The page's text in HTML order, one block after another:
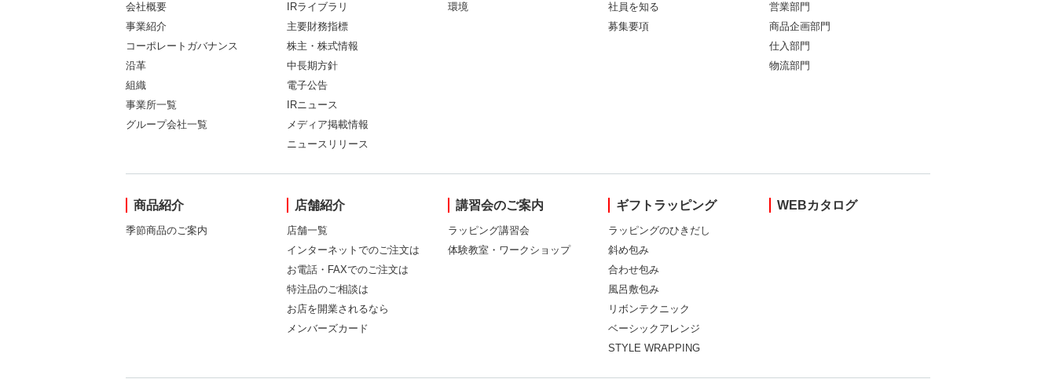
会社概要
事業紹介
コーポレートガバナンス
沿革
組織
事業所一覧
グループ会社一覧
IRライブラリ
主要財務指標
株主・株式情報
中長期方針
電子公告
IRニュース
メディア掲載情報
ニュースリリース
環境
社員を知る
募集要項
営業部門
商品企画部門
仕入部門
物流部門
商品紹介
季節商品のご案内
店舗紹介
店舗一覧
インターネットでのご注文は
お電話・FAXでのご注文は
特注品のご相談は
お店を開業されるなら
メンバーズカード
講習会のご案内
ラッピング講習会
体験教室・ワークショップ
ギフトラッピング
ラッピングのひきだし
斜め包み
合わせ包み
風呂敷包み
リボンテクニック
ベーシックアレンジ
STYLE WRAPPING
WEBカタログ